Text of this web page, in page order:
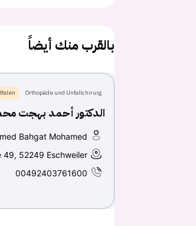
بالقرب منك أيضاً
Orthopäde und Unfallchirurg
الدكتور أحمد بهجت
Bahgat Mohamed
49, 52249 Eschweiler
00492403761600